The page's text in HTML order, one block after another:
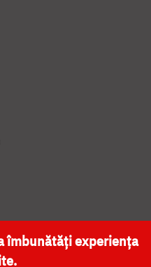
NAȚIONALĂ
îmbunătăți experiența